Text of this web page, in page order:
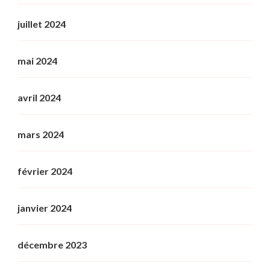
juillet 2024
mai 2024
avril 2024
mars 2024
février 2024
janvier 2024
décembre 2023